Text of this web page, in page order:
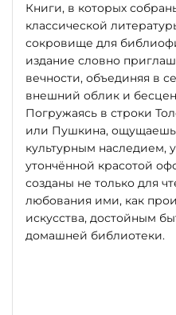
Книги, в которых
классической
сокровище для
издание словно
вечности, объединяя в
внешний облик и
Погружаясь в строки
или Пушкина, ощущаешь
культурным наследием,
утончённой красотой
созданы не только для
любования ими, как
искусства, достойным
домашней библиотеки.